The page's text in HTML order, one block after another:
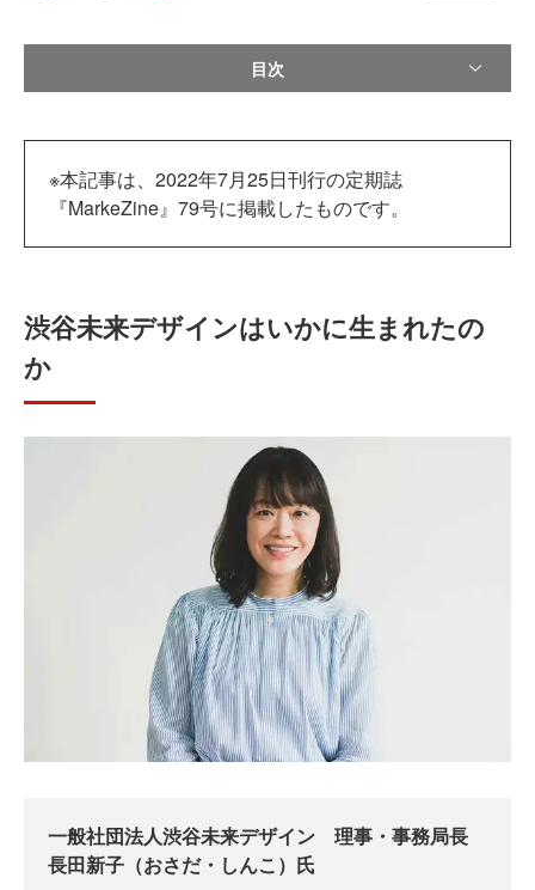
目次
※本記事は、2022年7月25日刊行の定期誌
『MarkeZine』79号に掲載したものです。
渋谷未来デザインはいかに生まれたの
か
一般社団法人渋谷未来デザイン 理事・事務局長
長田新子（おさだ・しんこ）氏